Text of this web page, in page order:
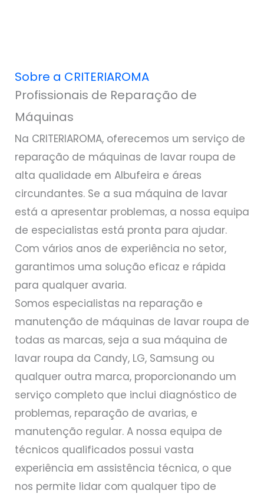
Sobre a CRITERIAROMA
Profissionais de Reparação de
Máquinas
Na CRITERIAROMA, oferecemos um serviço de
reparação de máquinas de lavar roupa de
alta qualidade em Albufeira e áreas
circundantes. Se a sua máquina de lavar
está a apresentar problemas, a nossa equipa
de especialistas está pronta para ajudar.
Com vários anos de experiência no setor,
garantimos uma solução eficaz e rápida
para qualquer avaria.
Somos especialistas na reparação e
manutenção de máquinas de lavar roupa de
todas as marcas, seja a sua máquina de
lavar roupa da Candy, LG, Samsung ou
qualquer outra marca, proporcionando um
serviço completo que inclui diagnóstico de
problemas, reparação de avarias, e
manutenção regular. A nossa equipa de
técnicos qualificados possui vasta
experiência em assistência técnica, o que
nos permite lidar com qualquer tipo de